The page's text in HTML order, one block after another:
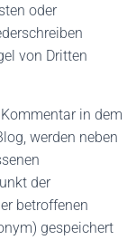
oder
von Dritten
in dem
werden neben
der
betroffenen
gespeichert